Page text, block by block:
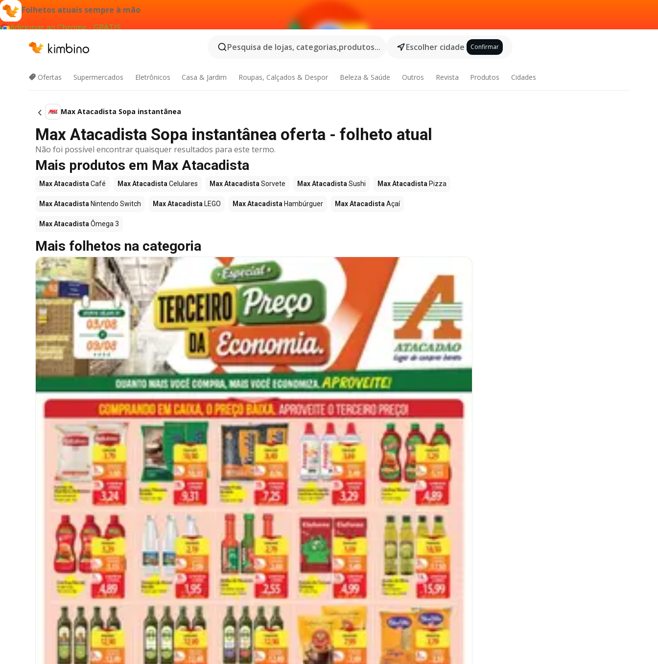
Folhetos atuais sempre à mão
Adicionar ao Chrome - GRÁTIS
Pesquisa de lojas, categorias,produtos...
Escolher cidade Confirmar
Ofertas Supermercados Eletrônicos Casa & Jardim Roupas, Calçados & Despor Beleza & Saúde Outros Revista Produtos Cidades
Max Atacadista Sopa instantânea
Max Atacadista Sopa instantânea oferta - folheto atual
Não foi possível encontrar quaisquer resultados para este termo.
Mais produtos em Max Atacadista
Max Atacadista Café Max Atacadista Celulares Max Atacadista Sorvete Max Atacadista Sushi Max Atacadista Pizza
Max Atacadista Nintendo Switch Max Atacadista LEGO Max Atacadista Hambúrguer Max Atacadista Açaí
Max Atacadista Ômega 3
Mais folhetos na categoria